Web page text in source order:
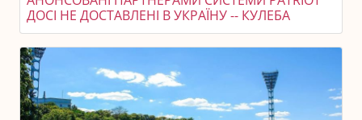
ДОСІ НЕ ДОСТАВЛЕНІ В УКРАЇНУ -- КУЛЕБА